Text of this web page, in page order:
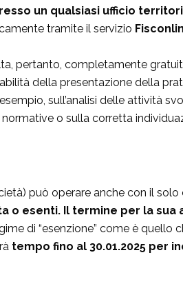
un qualsiasi ufficio
tramite il servizio
pertanto, completamente
della presentazione della
sull’analisi delle attività
o sulla corretta
può operare anche con il solo
esenti. Il termine per la sua
di “esenzione” come è quello
tempo fino al 30.01.2025 per